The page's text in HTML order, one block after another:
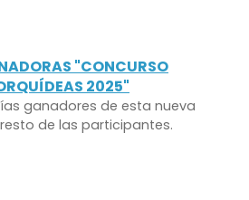
"CONCURSO
2025"
ganadores de esta nueva
de las participantes.